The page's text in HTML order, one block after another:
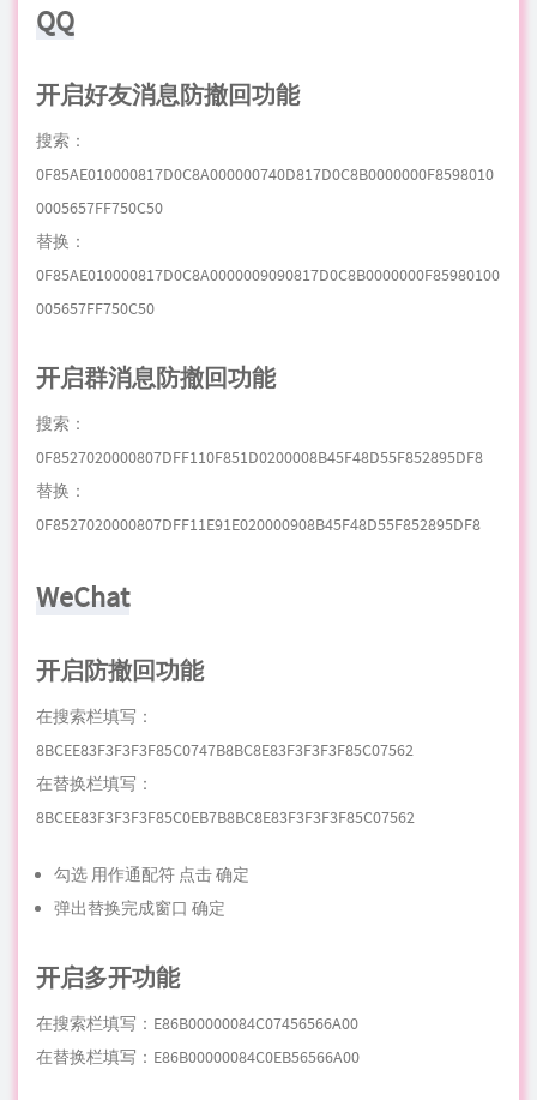
QQ
开启好友消息防撤回功能
搜索：
0F85AE010000817D0C8A000000740D817D0C8B0000000F8598010
0005657FF750C50
替换：
0F85AE010000817D0C8A0000009090817D0C8B0000000F85980100
005657FF750C50
开启群消息防撤回功能
搜索：
0F8527020000807DFF110F851D0200008B45F48D55F852895DF8
替换：
0F8527020000807DFF11E91E020000908B45F48D55F852895DF8
WeChat
开启防撤回功能
在搜索栏填写：
8BCEE83F3F3F3F85C0747B8BC8E83F3F3F3F85C07562
在替换栏填写：
8BCEE83F3F3F3F85C0EB7B8BC8E83F3F3F3F85C07562
勾选 用作通配符 点击 确定
弹出替换完成窗口 确定
开启多开功能
在搜索栏填写：E86B00000084C07456566A00
在替换栏填写：E86B00000084C0EB56566A00